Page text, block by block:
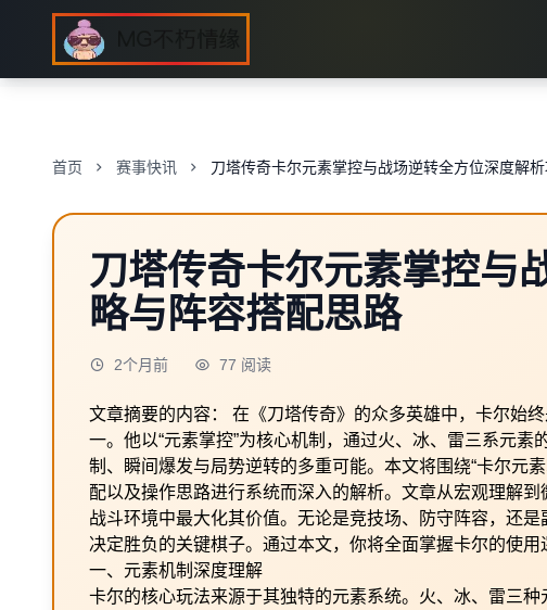
首页 赛事快讯 刀塔传奇卡尔元素掌控与战场逆转全方位深度解
刀塔传奇卡尔元素掌控与
略与阵容搭配思路
2个月前 77 阅读
文章摘要的内容： 在《刀塔传奇》的众多英雄中，卡尔始
一。他以“元素掌控”为核心机制，通过火、冰、雷三系元
制、瞬间爆发与局势逆转的多重可能。本文将围绕“卡尔元
配以及操作思路进行系统而深入的解析。文章从宏观理解
战斗环境中最大化其价值。无论是竞技场、防守阵容，还
决定胜负的关键棋子。通过本文，你将全面掌握卡尔的使
一、元素机制深度理解
卡尔的核心玩法来源于其独特的元素系统。火、冰、雷三